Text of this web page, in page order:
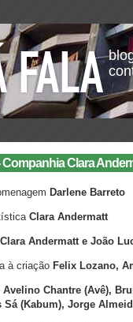
Companhia Clara
Darlene Barreto
Clara Andermatt
Clara Andermatt e João
à criação Felix Lozano,
Avelino Chantre (Avê),
Sá (Kabum), Jorge